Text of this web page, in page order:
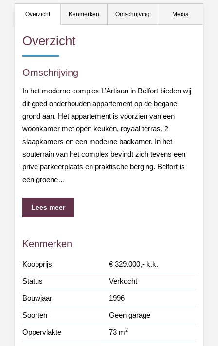
Overzicht Kenmerken Omschrijving Media
Overzicht
Omschrijving
In het moderne complex L’Artisan in Belfort bieden wij
dit goed onderhouden appartement op de begane
grond aan. Het appartement is voorzien van een
woonkamer met open keuken, royaal terras, 2
slaapkamers en een moderne badkamer. In het
souterrain van het complex bevindt zich tevens een
privé parkeerplaats en praktische berging. Belfort is
een groene…
Lees meer
Kenmerken
Koopprijs € 329.000,- k.k.
Status Verkocht
Bouwjaar 1996
Soorten Geen garage
Oppervlakte 73 m2